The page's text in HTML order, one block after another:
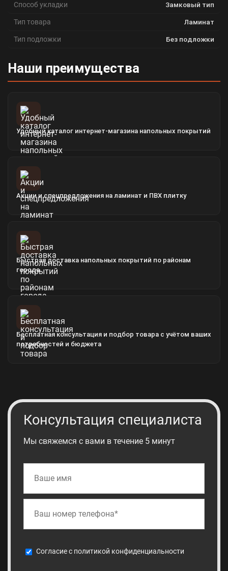
Способ укладки Замковый тип
Тип товара Ламинат
Тип подложки Без подложки
Наши преимущества
Удобный каталог интернет-магазина напольных покрытий
Акции и спецпредложения на ламинат и ПВХ плитку
Быстрая доставка напольных покрытий по районам
города
Бесплатная консультация и подбор товара с учётом ваших
потребностей и бюджета
Консультация специалиста
Мы свяжемся с вами в течение 5 минут
Cогласие с политикой конфиденциальности